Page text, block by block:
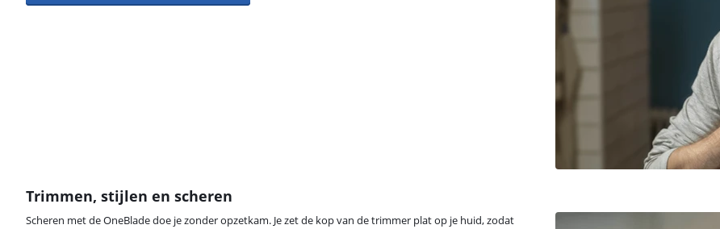
Trimmen, stijlen en scheren
Scheren met de OneBlade doe je zonder opzetkam. Je zet de kop van de trimmer plat op je huid, zodat